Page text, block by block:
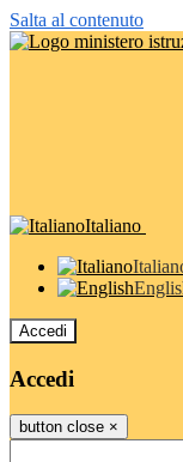
Salta al contenuto
Italiano
Accedi
Accedi
button close ×